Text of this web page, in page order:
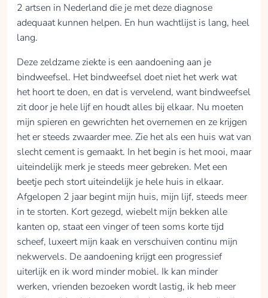
2 artsen in Nederland die je met deze diagnose
adequaat kunnen helpen. En hun wachtlijst is lang, heel
lang.
Deze zeldzame ziekte is een aandoening aan je
bindweefsel. Het bindweefsel doet niet het werk wat
het hoort te doen, en dat is vervelend, want bindweefsel
zit door je hele lijf en houdt alles bij elkaar. Nu moeten
mijn spieren en gewrichten het overnemen en ze krijgen
het er steeds zwaarder mee. Zie het als een huis wat van
slecht cement is gemaakt. In het begin is het mooi, maar
uiteindelijk merk je steeds meer gebreken. Met een
beetje pech stort uiteindelijk je hele huis in elkaar.
Afgelopen 2 jaar begint mijn huis, mijn lijf, steeds meer
in te storten. Kort gezegd, wiebelt mijn bekken alle
kanten op, staat een vinger of teen soms korte tijd
scheef, luxeert mijn kaak en verschuiven continu mijn
nekwervels. De aandoening krijgt een progressief
uiterlijk en ik word minder mobiel. Ik kan minder
werken, vrienden bezoeken wordt lastig, ik heb meer